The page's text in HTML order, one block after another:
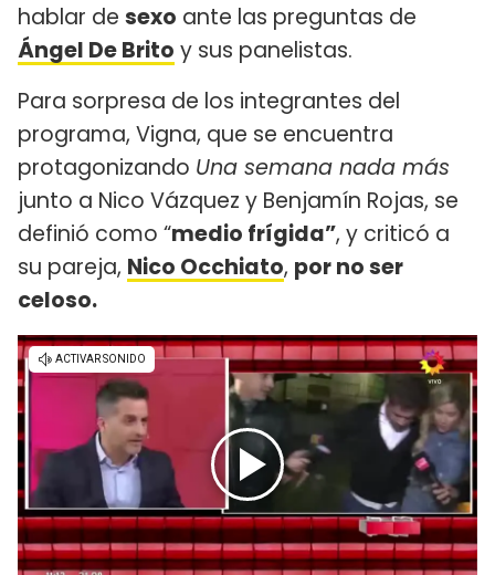
hablar de sexo ante las preguntas de
Ángel De Brito y sus panelistas.
Para sorpresa de los integrantes del
programa, Vigna, que se encuentra
protagonizando Una semana nada más
junto a Nico Vázquez y Benjamín Rojas, se
definió como “medio frígida”, y criticó a
su pareja, Nico Occhiato, por no ser
celoso.